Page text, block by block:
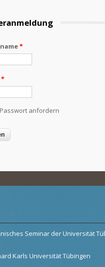
*
*
anfordern
Seminar der Universität
Karls Universität Tübingen